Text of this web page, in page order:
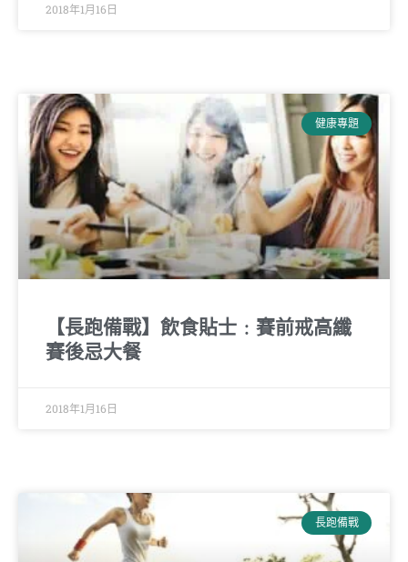
2018年1月16日
健康專題
【長跑備戰】飲食貼士﹕賽前戒高纖
賽後忌大餐
2018年1月16日
長跑備戰